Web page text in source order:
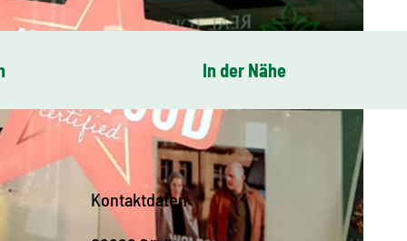
In der Nähe
Kontaktdaten